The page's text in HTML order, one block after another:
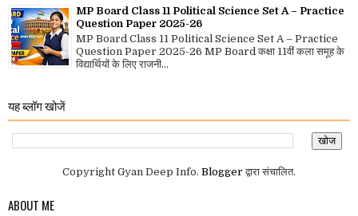
MP Board Class 11 Political Science Set A – Practice
Question Paper 2025-26
MP Board Class 11 Political Science Set A – Practice
Question Paper 2025-26 MP Board कक्षा 11वीं कला समूह के
विद्यार्थियों के लिए राजनी...
यह ब्लॉग खोजें
Copyright Gyan Deep Info. Blogger द्वारा संचालित.
ABOUT ME